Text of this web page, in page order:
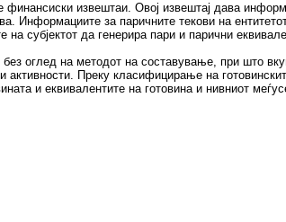
финансиски извештаи. Овој извештај дава
Информациите за паричните текови на
субјектот да генерира пари и парични
оглед на методот на составување, при што
Преку класифицирање на
и еквивалентите на готовина и нивниот